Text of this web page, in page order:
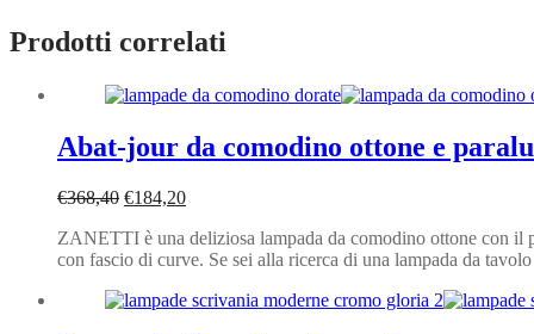
Prodotti correlati
Abat-jour da comodino ottone e
€368,40 Il
originale
era:
€184,20Il
attuale
è:
ZANETTI è una deliziosa lampada da comodino ottone con il
con fascio di curve. Se sei alla ricerca di una lampada da